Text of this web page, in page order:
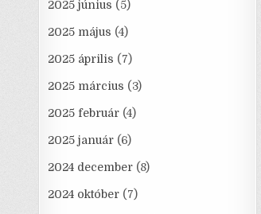
2025 június (5)
2025 május (4)
2025 április (7)
2025 március (3)
2025 február (4)
2025 január (6)
2024 december (8)
2024 október (7)